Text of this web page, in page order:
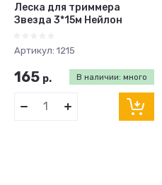
Леска для триммера
Звезда 3*15м Нейлон
Артикул: 1215
В наличии: много
165 р.